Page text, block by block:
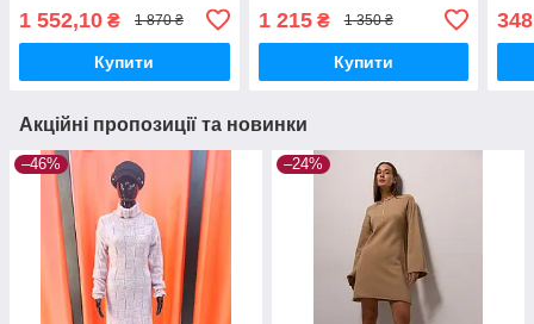
1 552,10 ₴ 1 870 ₴
Купити
1 215₴ 1 350 ₴
Купити
Акційні пропозиції та новинки
–46% –24%